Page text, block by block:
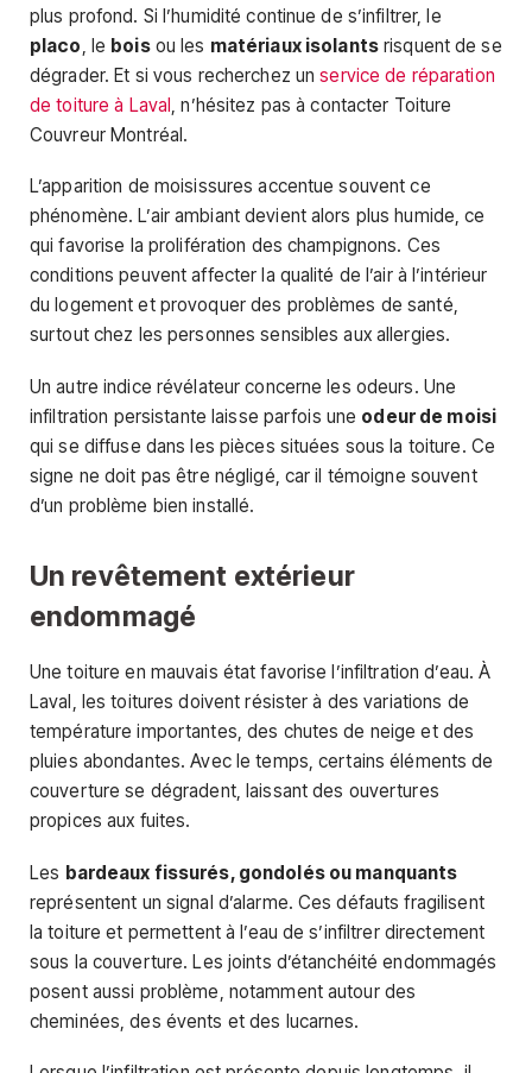
plus profond. Si l’humidité continue de s’infiltrer, le
placo, le boisou les matériaux isolantsrisquent de se
dégrader. Et si vous recherchez unservice de réparation
de toiture à Laval, n’hésitez pas à contacter Toiture
Couvreur Montréal.
L’apparition de moisissures accentue souvent ce
phénomène. L’air ambiant devient alors plus humide, ce
qui favorise la prolifération des champignons. Ces
conditions peuvent affecter la qualité de l’air à l’intérieur
du logement et provoquer des problèmes de santé,
surtout chez les personnes sensibles aux allergies.
Un autre indice révélateur concerne les odeurs. Une
infiltration persistante laisse parfois une odeur de moisi
qui se diffuse dans les pièces situées sous la toiture. Ce
signe ne doit pas être négligé, car il témoigne souvent
d’un problème bien installé.
Un revêtement extérieur
endommagé
Une toiture en mauvais état favorise l’infiltration d’eau. À
Laval, les toitures doivent résister à des variations de
température importantes, des chutes de neige et des
pluies abondantes. Avec le temps, certains éléments de
couverture se dégradent, laissant des ouvertures
propices aux fuites.
Les bardeaux fissurés, gondolés ou manquants
représentent un signal d’alarme. Ces défauts fragilisent
la toiture et permettent à l’eau de s’infiltrer directement
sous la couverture. Les joints d’étanchéité endommagés
posent aussi problème, notamment autour des
cheminées, des évents et des lucarnes.